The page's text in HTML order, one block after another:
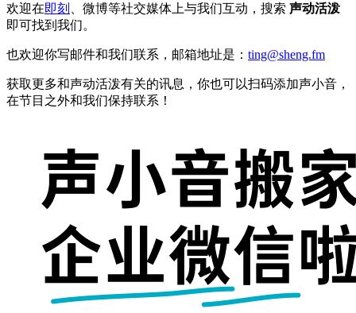
欢迎在即刻 、微博等社交媒体上与我们互动，搜索 声动活泼
即可找到我们。
也欢迎你写邮件和我们联系，邮箱地址是： ting@sheng.fm
获取更多和声动活泼有关的讯息，你也可以扫码添加声小音，
在节目之外和我们保持联系！